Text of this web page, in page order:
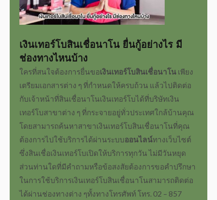
เงินเทอร์โบสินเชื่อนาโน ยื่นกู้อย่างไร มี
ช่องทางไหนบ้าง
ใครที่สนใจต้องการยื่นขอเงินเทอร์โบสินเชื่อนาโน เพียง
เตรียมเอกสารต่าง ๆ ที่กำหนดให้ครบถ้วน แล้วไปติดต่อ
กับเจ้าหน้าที่สินเชื่อนาโนเงินเทอร์โบได้ที่บริษัทเงิน
เทอร์โบสาขาต่าง ๆ ที่กระจายอยู่ทั่วประเทศใกล้บ้านคุณ
โดยสามารถค้นหาสาขาเงินเทอร์โบสินเชื่อนาโนที่คุณ
ต้องการไปใช้บริการได้ผ่านระบบออนไลน์ทางเว็บไซต์
ซึ่งสินเชื่อเงินเทอร์โบเปิดให้บริการทุกวัน ไม่มีวันหยุด
ส่วนท่านใดที่มีคำถามหรือข้อสงสัยต้องการขอคำปรึกษา
ในการใช้บริการเงินเทอร์โบสินเชื่อนาโนสามารถติดต่อ
ได้ผ่านช่องทางต่าง ๆทั้งทางโทรศัพท์ โทร. 02 – 857